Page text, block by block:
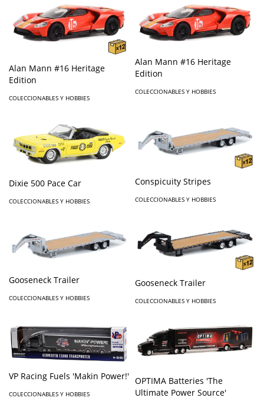
Alan Mann #16 Heritage
Edition
COLECCIONABLES Y HOBBIES
Alan Mann #16 Heritage
Edition
COLECCIONABLES Y HOBBIES
Dixie 500 Pace Car
COLECCIONABLES Y HOBBIES
Conspicuity Stripes
COLECCIONABLES Y HOBBIES
Gooseneck Trailer
COLECCIONABLES Y HOBBIES
Gooseneck Trailer
COLECCIONABLES Y HOBBIES
VP Racing Fuels 'Makin Power!'
COLECCIONABLES Y HOBBIES
OPTIMA Batteries 'The
Ultimate Power Source'